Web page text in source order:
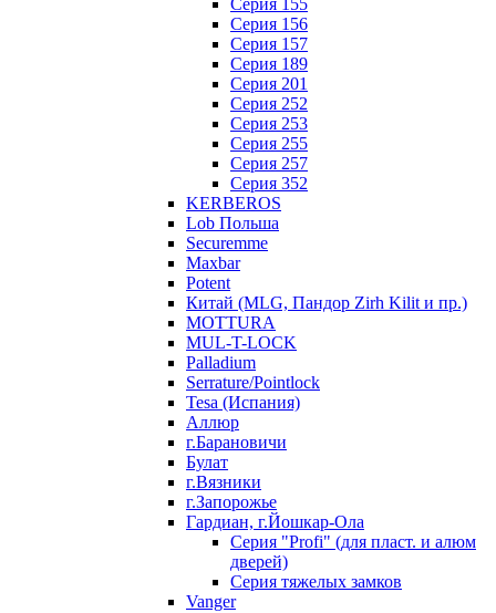
Серия 155
Серия 156
Серия 157
Серия 189
Серия 201
Серия 252
Серия 253
Серия 255
Серия 257
Серия 352
KERBEROS
Lob Польша
Securemme
Maxbar
Potent
Китай (MLG, Пандор Zirh Kilit и пр.)
MOTTURA
MUL-T-LOCK
Palladium
Serrature/Pointlock
Tesa (Испания)
Аллюр
г.Барановичи
Булат
г.Вязники
г.Запорожье
Гардиан, г.Йошкар-Ола
Серия "Profi" (для пласт. и алюм
дверей)
Серия тяжелых замков
Vanger